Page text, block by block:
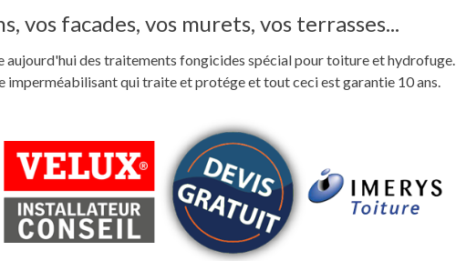
vos facades, vos murets, vos terrasses...
aujourd'hui des traitements fongicides spécial pour toiture et hydrofuge.
imperméabilisant qui traite et protége et tout ceci est garantie 10 ans.